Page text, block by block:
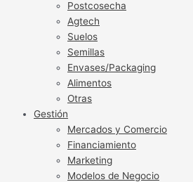
Postcosecha
Agtech
Suelos
Semillas
Envases/Packaging
Alimentos
Otras
Gestión
Mercados y Comercio
Financiamiento
Marketing
Modelos de Negocio